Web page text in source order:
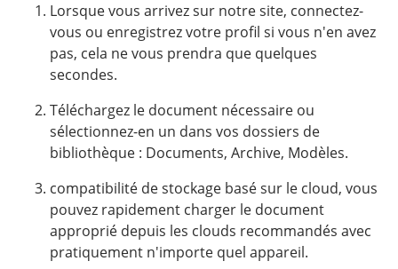
Lorsque vous arrivez sur notre site, connectez-
vous ou enregistrez votre profil si vous n'en avez
pas, cela ne vous prendra que quelques
secondes.
Téléchargez le document nécessaire ou
sélectionnez-en un dans vos dossiers de
bibliothèque : Documents, Archive, Modèles.
compatibilité de stockage basé sur le cloud, vous
pouvez rapidement charger le document
approprié depuis les clouds recommandés avec
pratiquement n'importe quel appareil.